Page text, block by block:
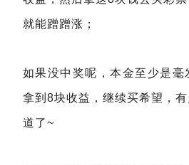
就能蹭蹭涨；
如果没中奖呢，本金至少是毫
拿到8块收益，继续买希望，
道了~